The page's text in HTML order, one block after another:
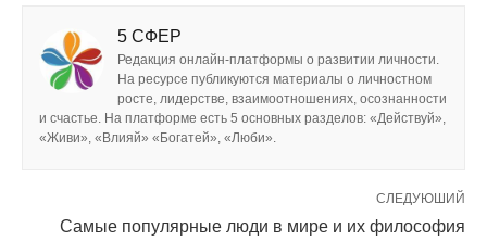
5 СФЕР
Редакция онлайн-платформы о развитии личности.
На ресурсе публикуются материалы о личностном
росте, лидерстве, взаимоотношениях, осознанности
и счастье. На платформе есть 5 основных разделов: «Действуй»,
«Живи», «Влияй» «Богатей», «Люби».
СЛЕДУЮШИЙ
Самые популярные люди в мире и их философия